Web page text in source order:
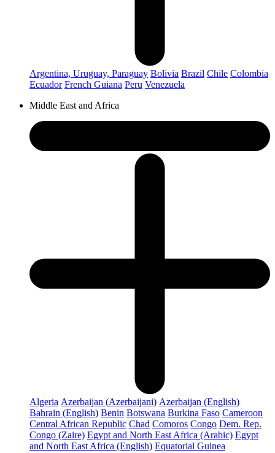
Argentina, Uruguay, Paraguay Bolivia Brazil Chile Colombia
Ecuador French Guiana Peru Venezuela
Middle East and Africa
Algeria Azerbaijan (Azerbaijani) Azerbaijan (English)
Bahrain (English) Benin Botswana Burkina Faso Cameroon
Central African Republic Chad Comoros Congo Dem. Rep.
Congo (Zaire) Egypt and North East Africa (Arabic) Egypt
and North East Africa (English) Equatorial Guinea